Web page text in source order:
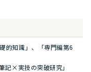
的知識」、「専門編第6
記×実技の突破研究」